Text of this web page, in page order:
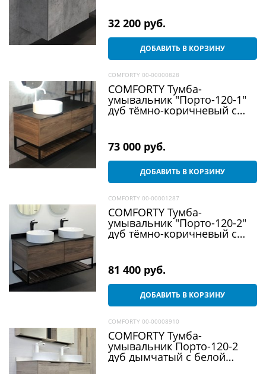
32 200 руб.
ДОБАВИТЬ В КОРЗИНУ
COMFORTY 00-00000828
COMFORTY Тумба-
умывальник "Порто-120-1"
дуб тёмно-коричневый с
73 000 руб.
ДОБАВИТЬ В КОРЗИНУ
COMFORTY 00-00001287
COMFORTY Тумба-
умывальник "Порто-120-2"
дуб тёмно-коричневый с
81 400 руб.
ДОБАВИТЬ В КОРЗИНУ
COMFORTY 00-00008910
COMFORTY Тумба-
умывальник Порто-120-2
дуб дымчатый с белой